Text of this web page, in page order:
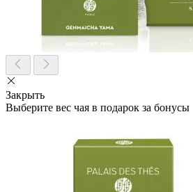
Закрыть
Выберите вес чая в подарок за бонусы